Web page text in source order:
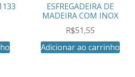
ESFREGADEIRA DE
MADEIRA COM INOX
R$51,55
Adicionar ao carrinho